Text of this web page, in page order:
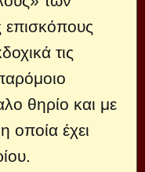
επισκόπους
τις
θηρίο και με
οποία έχει